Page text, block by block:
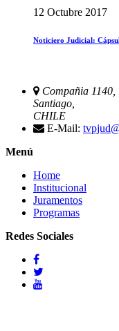
12 Octubre 2017
Noticiero Judicial:
Compañia 1140,
Santiago,
CHILE
E-Mail:
Menú
Home
Institucional
Juramentos
Programas
Redes Sociales